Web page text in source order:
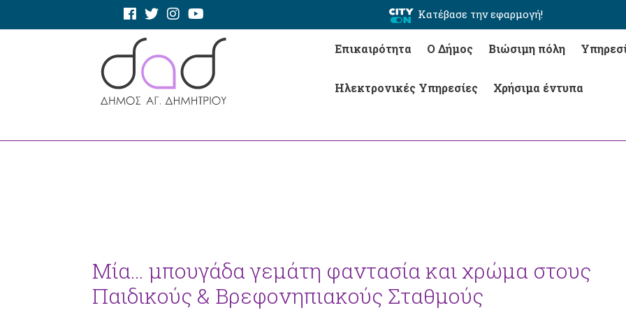
Κατέβασε την εφαρμογή!
Επικαιρότητα Ο Δήμος Βιώσιμη πόλη
Ηλεκτρονικές Υπηρεσίες Χρήσιμα έντυπα
Μία… μπουγάδα γεμάτη φαντασία και χρώμα στους
Παιδικούς & Βρεφονηπιακούς Σταθμούς